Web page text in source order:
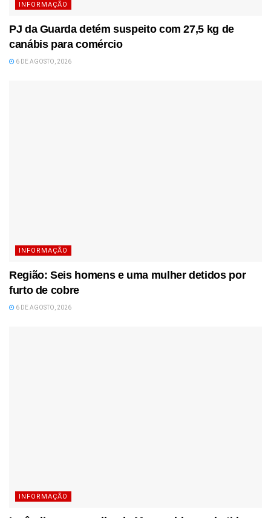
INFORMAÇÃO
PJ da Guarda detém suspeito com 27,5 kg de
canábis para comércio
6 DE AGOSTO, 2026
INFORMAÇÃO
Região: Seis homens e uma mulher detidos por
furto de cobre
6 DE AGOSTO, 2026
INFORMAÇÃO